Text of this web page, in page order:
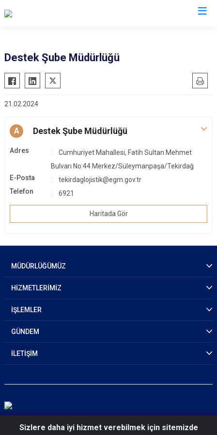
Destek Şube Müdürlüğü
21.02.2024
A Destek Şube Müdürlüğü
Adres
Cumhuriyet Mahallesi, Fatih Sultan Mehmet
Bulvarı No:44 Merkez/Süleymanpaşa/Tekirdağ
E-Posta
tekirdaglojistik@egm.gov.tr
Telefon
6921
Haritada Gör
MÜDÜRLÜĞÜMÜZ
HİZMETLERİMİZ
İŞLEMLER
GÜNDEM
İLETİŞİM
© 2026 Tekirdağ Emniyet Müdürlüğü
Sizlere daha iyi hizmet verebilmek için sitemizde